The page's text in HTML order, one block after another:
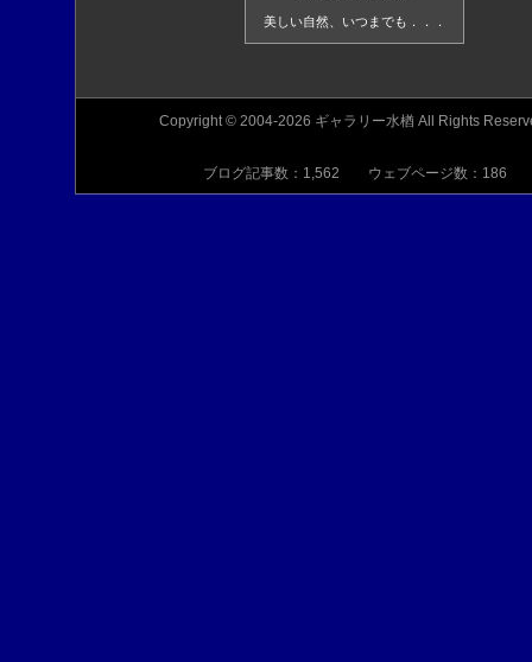
美しい自然、いつまでも．．．
Copyright © 2004-2026 ギャラリー水楢 All Rights
ブログ記事数：1,562 ウェブページ数：186